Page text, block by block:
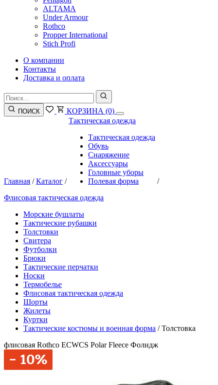
ALTAMA
Under Armour
Rothco
Propper International
Stich Profi
О компании
Контакты
Доставка и оплата
ПОИСК КОРЗИНА (0)
Главная /Каталог /
Тактическая одежда
Тактическая одежда
Обувь
Снаряжение
Аксессуары
Головные уборы
Полевая форма
/
Флисовая тактическая одежда
Морские бушлаты
Тактические рубашки
Толстовки
Свитера
Футболки
Брюки
Тактические перчатки
Носки
Термобелье
Флисовая тактическая одежда
Шорты
Жилеты
Куртки
Тактические костюмы и военная форма /Толстовка
флисовая Rothco ECWCS Polar Fleece Фолидж